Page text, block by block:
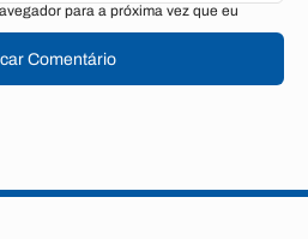
para a próxima vez que eu
Comentário